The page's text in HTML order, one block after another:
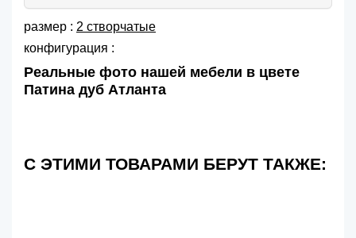
размер : 2 створчатые
конфигурация :
Реальные фото нашей мебели в цвете
Патина дуб Атланта
С ЭТИМИ ТОВАРАМИ БЕРУТ ТАКЖЕ: